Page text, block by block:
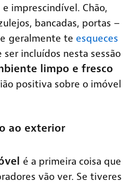
imprescindível. Chão,
bancadas, portas –
geralmente te esqueces
incluídos nesta sessão
limpo e fresco
positiva sobre o imóvel
ao exterior
é a primeira coisa que
vão ver. Se tiveres